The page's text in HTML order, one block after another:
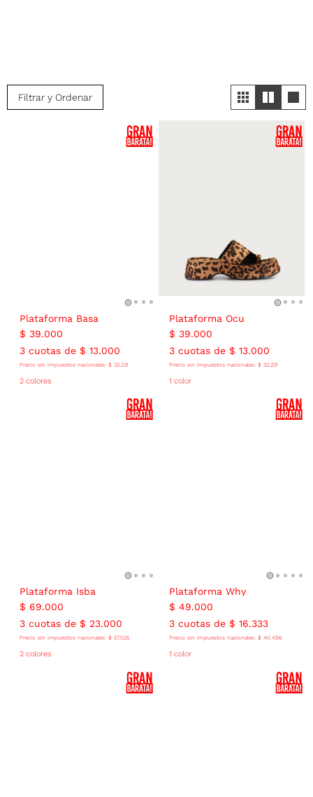
Filtrar y Ordenar
Plataforma Basa
$ 39.000
3cuotas de $ 13.000
Precio sin impuestos nacionales: $ 32. 231
2 colores
Plataforma Ocu
$ 39.000
3cuotas de $ 13.000
Precio sin impuestos nacionales: $ 32. 231
1 color
Plataforma Isba
$ 69.000
3cuotas de $ 23.000
Precio sin impuestos nacionales: $ 57.025
2 colores
Plataforma Why
$ 49.000
3cuotas de $ 16.333
Precio sin impuestos nacionales: $ 40.496
1 color